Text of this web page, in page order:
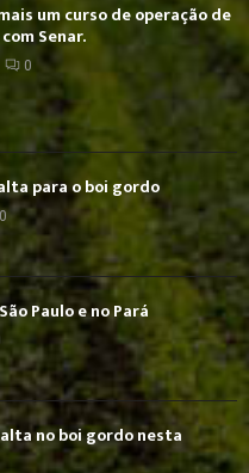
um curso de operação de
Senar.
0
para o boi gordo
0
Paulo e no Pará
no boi gordo nesta